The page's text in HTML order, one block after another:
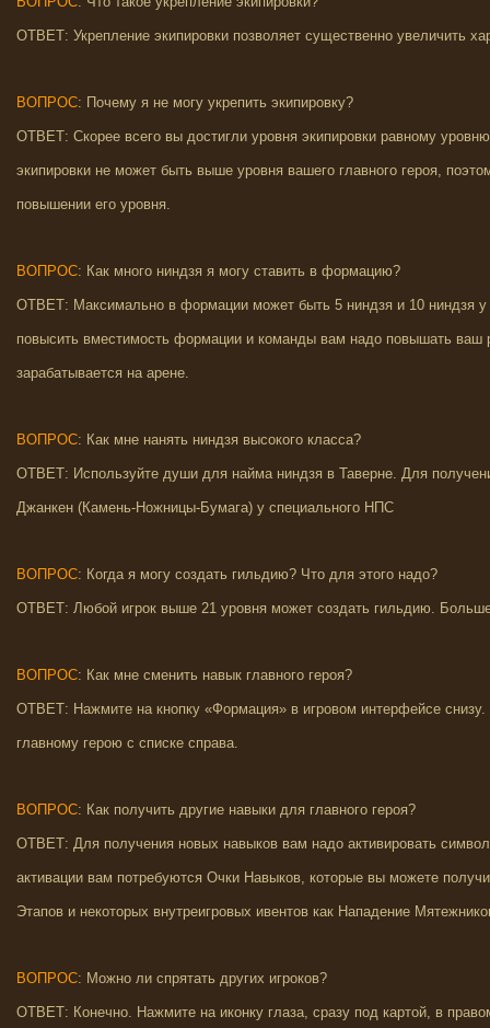
ОТВЕТ: Укрепление экипировки позволяет существенно увеличить
ВОПРОС: Почему я не могу укрепить экипировку?
ОТВЕТ: Скорее всего вы достигли уровня экипировки равному
экипировки не может быть выше уровня вашего главного героя,
повышении его уровня.
ВОПРОС: Как много ниндзя я могу ставить в формацию?
ОТВЕТ: Максимально в формации может быть 5 ниндзя и 10 ниндзя у
повысить вместимость формации и команды вам надо повышать ваш
зарабатывается на арене.
ВОПРОС: Как мне нанять ниндзя высокого класса?
ОТВЕТ: Используйте души для найма ниндзя в Таверне. Для
Джанкен (Камень-Ножницы-Бумага) у специального НПС
ВОПРОС: Когда я могу создать гильдию? Что для этого надо?
ОТВЕТ: Любой игрок выше 21 уровня может создать гильдию. Больше
ВОПРОС: Как мне сменить навык главного героя?
ОТВЕТ: Нажмите на кнопку «Формация» в игровом интерфейсе
главному герою с списке справа.
ВОПРОС: Как получить другие навыки для главного героя?
ОТВЕТ: Для получения новых навыков вам надо активировать
активации вам потребуются Очки Навыков, которые вы можете
Этапов и некоторых внутреигровых ивентов как Нападение
ВОПРОС: Можно ли спрятать других игроков?
ОТВЕТ: Конечно. Нажмите на иконку глаза, сразу под картой, в